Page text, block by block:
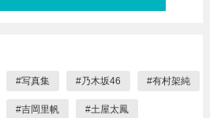
#写真集 #乃木坂46 #有村架純
#吉岡里帆 #土屋太鳳